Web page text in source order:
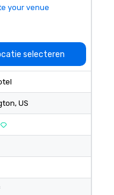
your venue
selecteren
, US